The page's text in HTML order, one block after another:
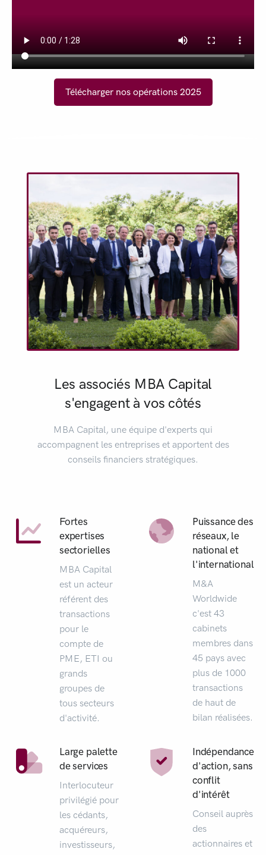
Télécharger nos opérations 2025
Les associés MBA Capital
s'engagent à vos côtés
MBA Capital, une équipe d'experts qui
accompagnent les entreprises et apportent des
conseils financiers stratégiques.
Fortes
expertises
sectorielles
MBA Capital
est un acteur
référent des
transactions
pour le
compte de
PME, ETI ou
grands
groupes de
tous secteurs
d'activité.
Puissance des
réseaux, le
national et
l'international
M&A
Worldwide
c'est 43
cabinets
membres dans
45 pays avec
plus de 1000
transactions
de haut de
bilan réalisées.
Large palette
de services
Interlocuteur
privilégié pour
les cédants,
acquéreurs,
investisseurs,
Indépendance
d'action, sans
conflit
d'intérêt
Conseil auprès
des
actionnaires et